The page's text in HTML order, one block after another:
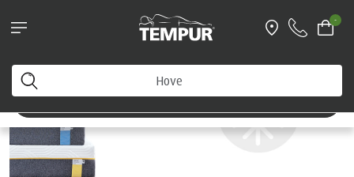
-
Find den rette pude her
Du ser Danmark-siden. Du kan ændre dine
præferencer når som helst
Skift præferencer